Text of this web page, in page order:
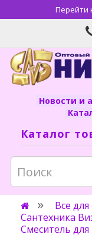
Перейти
Новости и
Каталог
Все
Сантехника
Смеситель